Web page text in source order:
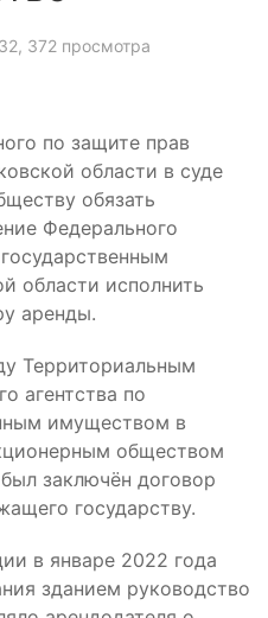
, 372 просмотра
по защите прав
области в суде
обязать
Федерального
области исполнить
аренды.
Территориальным
агентства по
имуществом в
обществом
заключён договор
государству.
в январе 2022 года
зданием руководство